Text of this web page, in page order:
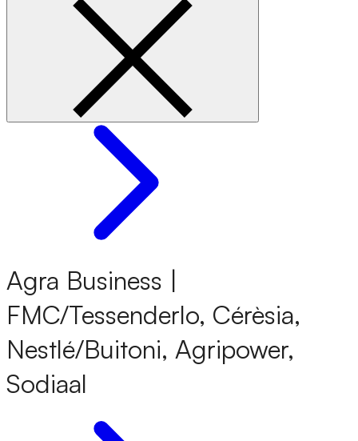
Agra Business |
FMC/Tessenderlo, Cérèsia,
Nestlé/Buitoni, Agripower,
Sodiaal